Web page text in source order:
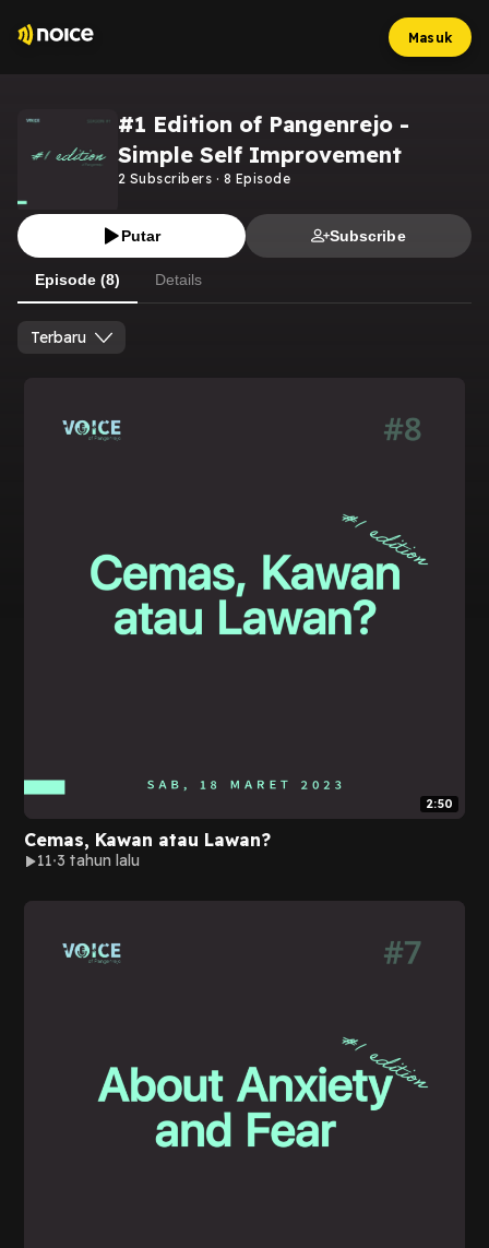
Masuk
#1 Edition of Pangenrejo -
Simple Self Improvement
2 Subscribers · 8 Episode
Putar Subscribe
Episode (8) Details
Terbaru
2:50
Cemas, Kawan atau Lawan?
11 3 tahun lalu